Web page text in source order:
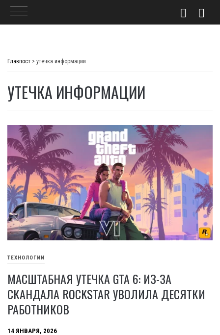
Главпост > утечка информации
УТЕЧКА ИНФОРМАЦИИ
ТЕХНОЛОГИИ
МАСШТАБНАЯ УТЕЧКА GTA 6: ИЗ-ЗА
СКАНДАЛА ROCKSTAR УВОЛИЛА ДЕСЯТКИ
РАБОТНИКОВ
14 ЯНВАРЯ, 2026